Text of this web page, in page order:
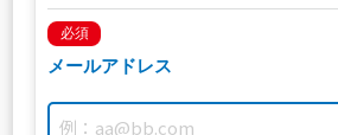
必須
メールアドレス